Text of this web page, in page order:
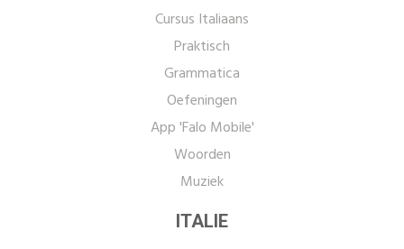
Cursus Italiaans
Praktisch
Grammatica
Oefeningen
App 'Falo Mobile'
Woorden
Muziek
ITALIE